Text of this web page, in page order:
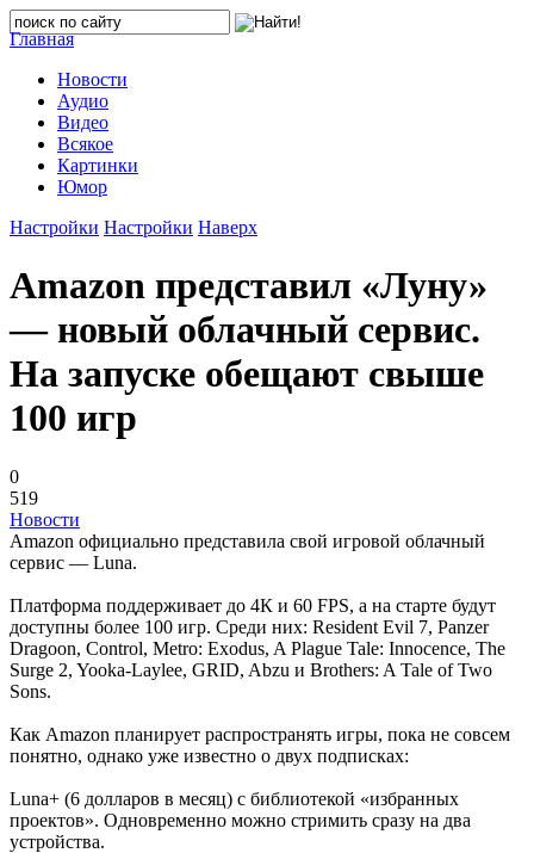
Главная
Новости
Аудио
Видео
Всякое
Картинки
Юмор
Настройки Настройки Наверх
Amazon представил «Луну»
— новый облачный сервис.
На запуске обещают свыше
100 игр
0
519
Новости
Amazon официально представила свой игровой облачный
сервис — Luna.
Платформа поддерживает до 4К и 60 FPS, а на старте будут
доступны более 100 игр. Среди них: Resident Evil 7, Panzer
Dragoon, Control, Metro: Exodus, A Plague Tale: Innocence, The
Surge 2, Yooka-Laylee, GRID, Abzu и Brothers: A Tale of Two
Sons.
Как Amazon планирует распространять игры, пока не совсем
понятно, однако уже известно о двух подписках:
Luna+ (6 долларов в месяц) с библиотекой «избранных
проектов». Одновременно можно стримить сразу на два
устройства.